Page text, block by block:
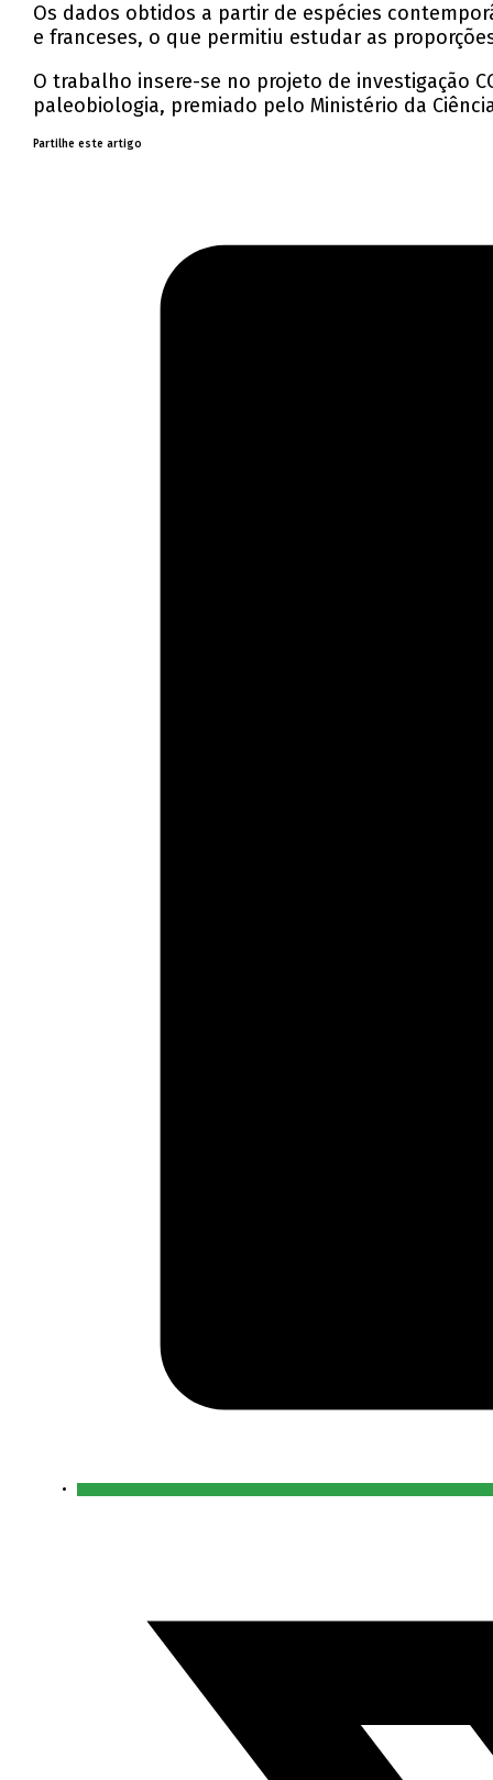
Os dados obtidos a partir de espécies
e franceses, o que permitiu estudar as
O trabalho insere-se no projeto de investigação
paleobiologia, premiado pelo Ministério da
Partilhe este artigo